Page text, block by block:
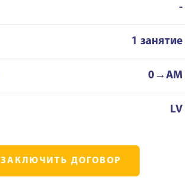
-
1 занятие
0→AM
LV
ЗАКЛЮЧИТЬ ДОГОВОР